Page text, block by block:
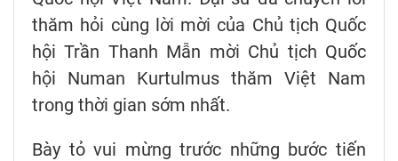
thăm hỏi cùng lời mời của Chủ tịch Quốc
hội Trần Thanh Mẫn mời Chủ tịch Quốc
hội Numan Kurtulmus thăm Việt Nam
trong thời gian sớm nhất.
Bày tỏ vui mừng trước những bước tiến